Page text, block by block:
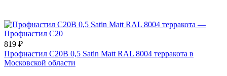
819 ₽
Профнастил С20В 0,5 Satin Мatt RAL 8004 терракота в
Московской области